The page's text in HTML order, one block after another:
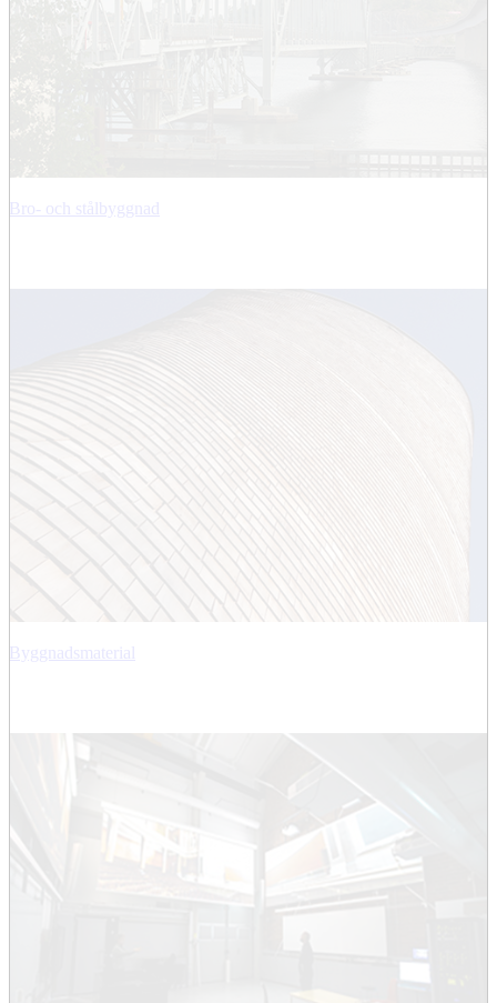
Bro- och stålbyggnad
Byggnadsmaterial